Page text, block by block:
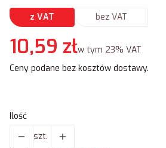
z VAT bez VAT
Cena
10,59 złw tym 23% VAT
w tym 23% VAT
Ceny podane bez kosztów dostawy.
Ilość
szt.